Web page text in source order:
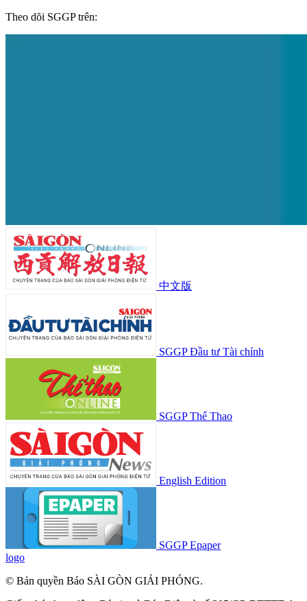
Theo dõi SGGP trên:
中文版
SGGP Đầu tư Tài chính
SGGP Thể Thao
English Edition
SGGP Epaper
logo
© Bản quyền Báo SÀI GÒN GIẢI PHÓNG.